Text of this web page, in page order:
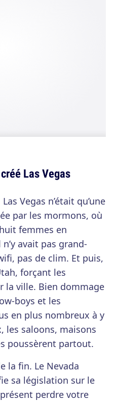
Las Vegas
Vegas n’était qu’une
par les mormons, où
femmes en
avait pas grand-
pas de clim. Et puis,
forçant les
la ville. Bien dommage
boys et les
en plus nombreux à y
les saloons, maisons
poussèrent partout.
la fin. Le Nevada
sa législation sur le
perdre votre